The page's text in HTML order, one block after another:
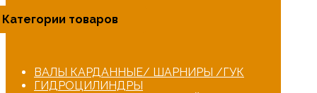
Категории товаров
ВАЛЫ КАРДАННЫЕ/ ШАРНИРЫ /ГУК
ГИДРОЦИЛИНДРЫ